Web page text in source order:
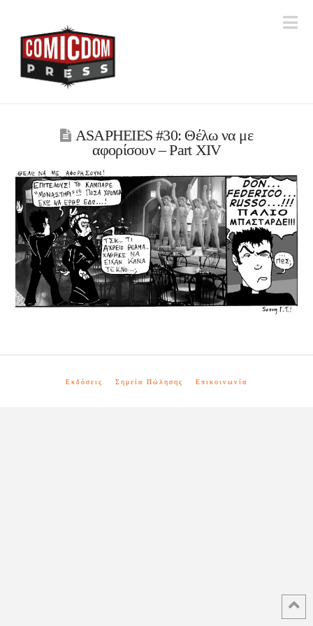
ASAPHEIES #30: Θέλω να με
αφορίσουν – Part XIV
Εκδόσεις Σημεία Πώλησης Επικοινωνία